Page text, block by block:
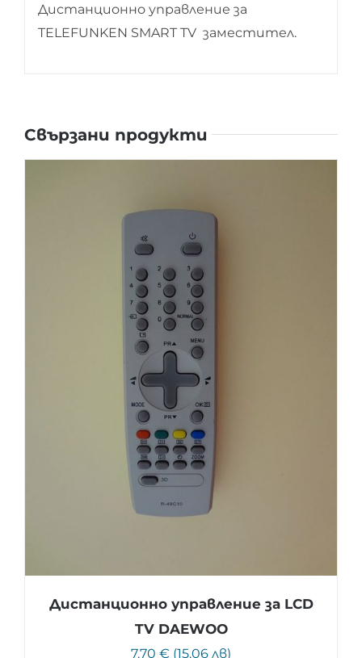
Дистанционно управление за
TELEFUNKEN SMART TV заместител.
Свързани продукти
Дистанционно управление за LCD
TV DAEWOO
7.70 € (15.06 лв)